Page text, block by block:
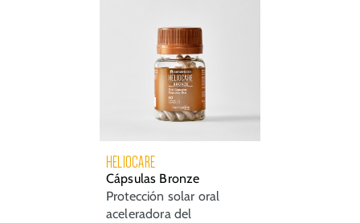
HELIOCARE
Cápsulas Bronze
Protección solar oral
aceleradora del